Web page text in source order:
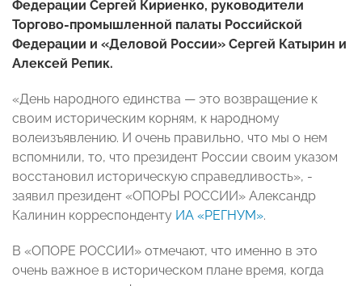
Федерации Сергей Кириенко, руководители
Торгово-промышленной палаты Российской
Федерации и «Деловой России» Сергей Катырин и
Алексей Репик.
«День народного единства — это возвращение к
своим историческим корням, к народному
волеизъявлению. И очень правильно, что мы о нем
вспомнили, то, что президент России своим указом
восстановил историческую справедливость», -
заявил президент «ОПОРЫ РОССИИ» Александр
Калинин корреспонденту ИА «РЕГНУМ».
В «ОПОРЕ РОССИИ» отмечают, что именно в это
очень важное в историческом плане время, когда